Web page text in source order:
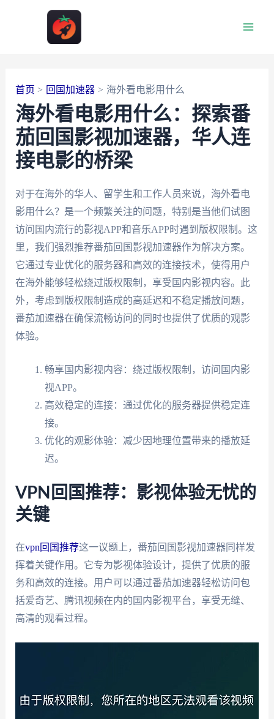
首页 回国加速器 海外看电影用什么
海外看电影用什么：探索番
茄回国影视加速器，华人连
接电影的桥梁
对于在海外的华人、留学生和工作人员来说，海外看电
影用什么？是一个频繁关注的问题，特别是当他们试图
访问国内流行的影视APP和音乐APP时遇到版权限制。这
里，我们强烈推荐番茄回国影视加速器作为解决方案。
它通过专业优化的服务器和高效的连接技术，使得用户
在海外能够轻松绕过版权限制，享受国内影视内容。此
外，考虑到版权限制造成的高延迟和不稳定播放问题，
番茄加速器在确保流畅访问的同时也提供了优质的观影
体验。
畅享国内影视内容：绕过版权限制，访问国内影
视APP。
高效稳定的连接：通过优化的服务器提供稳定连
接。
优化的观影体验：减少因地理位置带来的播放延
迟。
VPN回国推荐：影视体验无忧的
关键
在vpn回国推荐这一议题上，番茄回国影视加速器同样发
挥着关键作用。它专为影视体验设计，提供了优质的服
务和高效的连接。用户可以通过番茄加速器轻松访问包
括爱奇艺、腾讯视频在内的国内影视平台，享受无缝、
高清的观看过程。